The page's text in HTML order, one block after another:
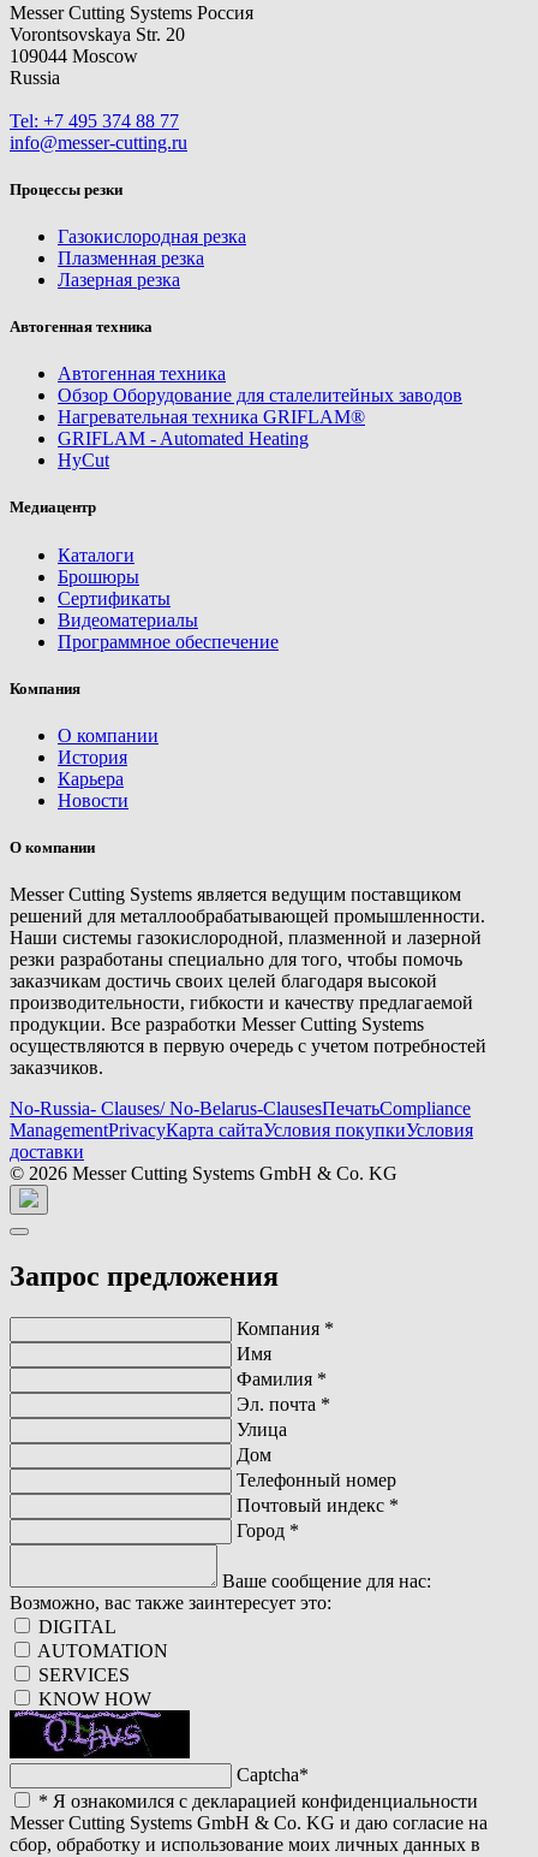
Messer Cutting Systems Россия
Vorontsovskaya Str. 20
109044 Moscow
Russia
Tel: +7 495 374 88 77
info@messer-cutting.ru
Процессы резки
Газокислородная резка
Плазменная резка
Лазерная резка
Автогенная техника
Автогенная техника
Обзор Оборудование для сталелитейных заводов
Нагревательная техника GRIFLAM®
GRIFLAM - Automated Heating
HyCut
Медиацентр
Каталоги
Брошюры
Сертификаты
Видеоматериалы
Программное обеспечение
Компания
О компании
История
Карьера
Новости
О компании
Messer Cutting Systems является ведущим поставщиком
решений для металлообрабатывающей промышленности.
Наши системы газокислородной, плазменной и лазерной
резки разработаны специально для того, чтобы помочь
заказчикам достичь своих целей благодаря высокой
производительности, гибкости и качеству предлагаемой
продукции. Все разработки Messer Cutting Systems
осуществляются в первую очередь с учетом потребностей
заказчиков.
No-Russia- Clauses/ No-Belarus-ClausesПечатьCompliance
ManagementPrivacyКарта сайтаУсловия покупкиУсловия
доставки
© 2026 Messer Cutting Systems GmbH & Co. KG
Запрос предложения
Компания *
Имя
Фамилия *
Эл. почта *
Улица
Дом
Телефонный номер
Почтовый индекс *
Город *
Ваше сообщение для нас:
Возможно, вас также заинтересует это:
DIGITAL
AUTOMATION
SERVICES
KNOW HOW
Captcha*
* Я ознакомился с декларацией конфиденциальности
Messer Cutting Systems GmbH & Co. KG и даю согласие на
сбор, обработку и использование моих личных данных в